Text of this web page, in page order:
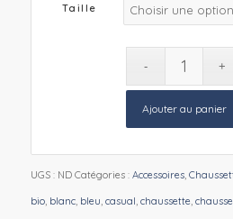
Taille
Ajouter au panier
UGS : ND Catégories : Accessoires,
bio, blanc, bleu, casual, chaussette,